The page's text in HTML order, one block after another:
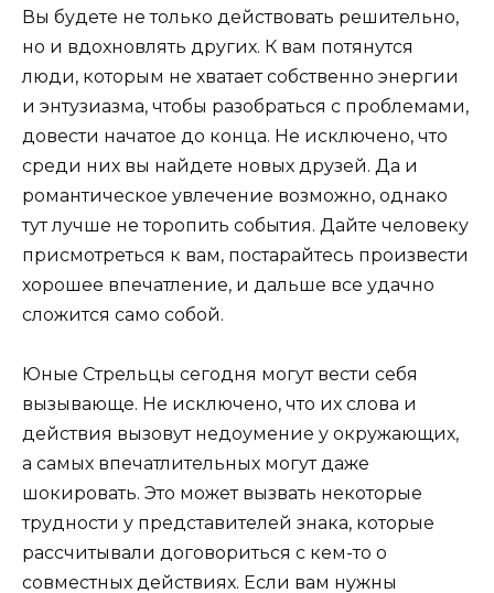
Вы будете не только действовать решительно,
но и вдохновлять других. К вам потянутся
люди, которым не хватает собственно энергии
и энтузиазма, чтобы разобраться с проблемами,
довести начатое до конца. Не исключено, что
среди них вы найдете новых друзей. Да и
романтическое увлечение возможно, однако
тут лучше не торопить события. Дайте человеку
присмотреться к вам, постарайтесь произвести
хорошее впечатление, и дальше все удачно
сложится само собой.
Юные Стрельцы сегодня могут вести себя
вызывающе. Не исключено, что их слова и
действия вызовут недоумение у окружающих,
а самых впечатлительных могут даже
шокировать. Это может вызвать некоторые
трудности у представителей знака, которые
рассчитывали договориться с кем-то о
совместных действиях. Если вам нужны